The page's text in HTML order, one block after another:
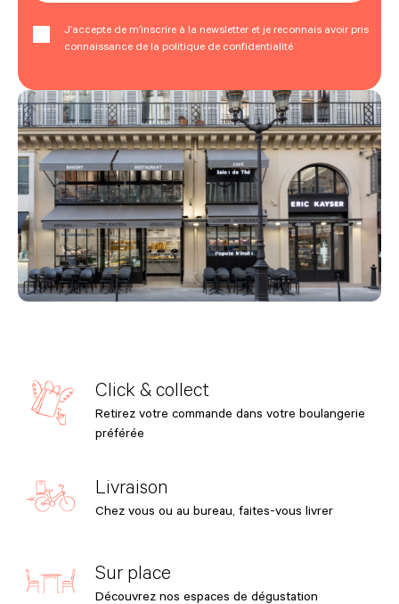
J’accepte de m’inscrire à la newsletter et je reconnais avoir pris
connaissance de la politique de confidentialité
Click & collect
Retirez votre commande dans votre boulangerie
préférée
Livraison
Chez vous ou au bureau, faites-vous livrer
Sur place
Découvrez nos espaces de dégustation